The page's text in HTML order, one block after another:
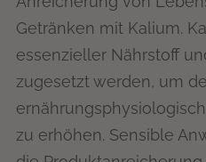
Getränken mit Kalium.
essenzieller Nährstoff
zugesetzt werden, um
zu erhöhen. Sensible